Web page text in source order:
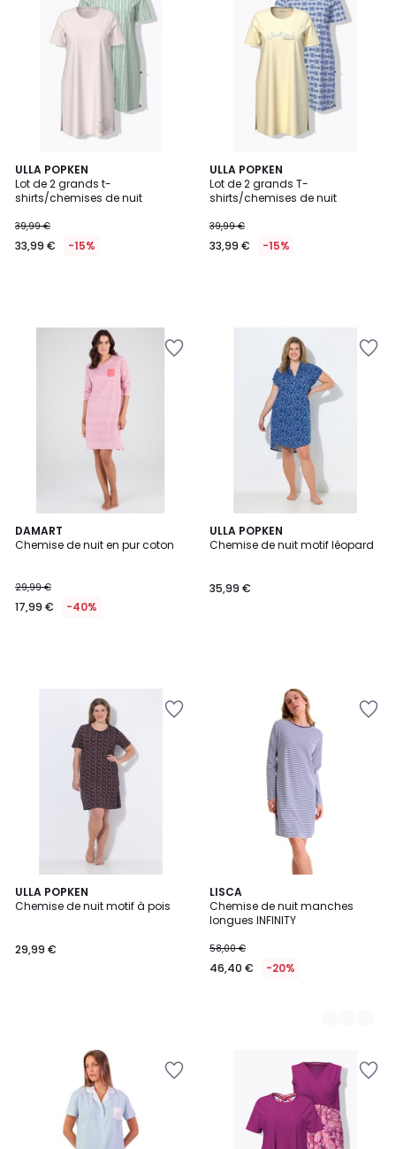
ULLA POPKEN
Lot de 2 grands t-
shirts/chemises de nuit
39,99 €
33,99 € -15%
ULLA POPKEN
Lot de 2 grands T-
shirts/chemises de nuit
39,99 €
33,99 € -15%
DAMART
Chemise de nuit en pur coton
29,99 €
17,99 € -40%
ULLA POPKEN
Chemise de nuit motif léopard
35,99 €
ULLA POPKEN
Chemise de nuit motif à pois
29,99 €
LISCA
Chemise de nuit manches
longues INFINITY
58,00 €
46,40 € -20%
2
Couleurs